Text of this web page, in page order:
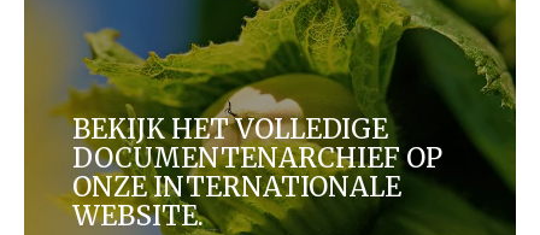
BEKIJK HET VOLLEDIGE
DOCUMENTENARCHIEF OP
ONZE INTERNATIONALE
WEBSITE.